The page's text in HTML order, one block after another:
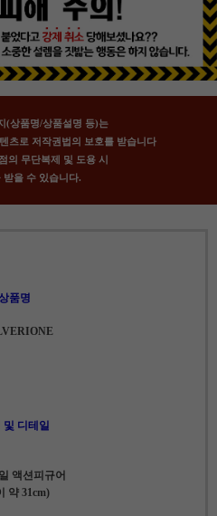
(상품명/상품설명 등)는
츠로 저작권법의 보호를 받습니다
의 무단복제 및 도용 시
받을 수 있습니다.
품명
및 디테일
액션피규어
약 31cm)